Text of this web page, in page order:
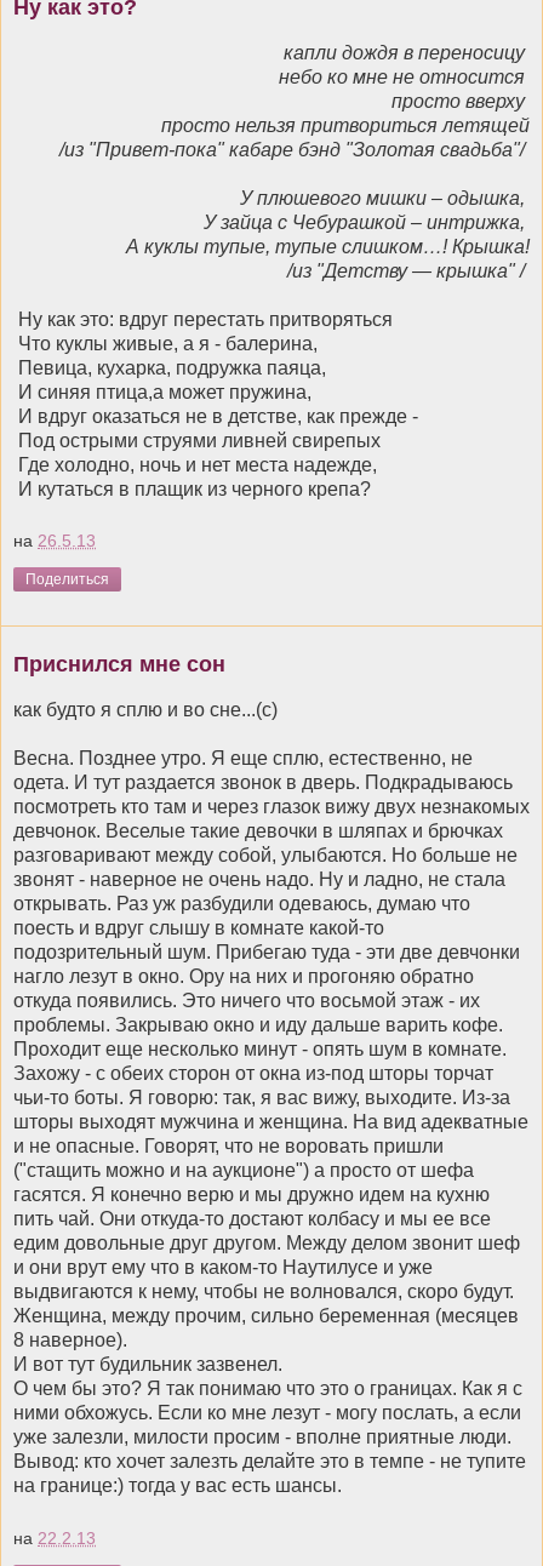
Ну как это?
капли дождя в переносицу
небо ко мне не относится
просто вверху
просто нельзя притвориться летящей
/из "Привет-пока" кабаре бэнд "Золотая свадьба"/
У плюшевого мишки – одышка,
У зайца с Чебурашкой – интрижка,
А куклы тупые, тупые слишком…! Крышка!
/из "Детству — крышка" /
Ну как это: вдруг перестать притворяться
Что куклы живые, а я - балерина,
Певица, кухарка, подружка паяца,
И синяя птица,а может пружина,
И вдруг оказаться не в детстве, как прежде -
Под острыми струями ливней свирепых
Где холодно, ночь и нет места надежде,
И кутаться в плащик из черного крепа?
на 26.5.13
Поделиться
Приснился мне сон
как будто я сплю и во сне...(с)
Весна. Позднее утро. Я еще сплю, естественно, не
одета. И тут раздается звонок в дверь. Подкрадываюсь
посмотреть кто там и через глазок вижу двух незнакомых
девчонок. Веселые такие девочки в шляпах и брючках
разговаривают между собой, улыбаются. Но больше не
звонят - наверное не очень надо. Ну и ладно, не стала
открывать. Раз уж разбудили одеваюсь, думаю что
поесть и вдруг слышу в комнате какой-то
подозрительный шум. Прибегаю туда - эти две девчонки
нагло лезут в окно. Ору на них и прогоняю обратно
откуда появились. Это ничего что восьмой этаж - их
проблемы. Закрываю окно и иду дальше варить кофе.
Проходит еще несколько минут - опять шум в комнате.
Захожу - с обеих сторон от окна из-под шторы торчат
чьи-то боты. Я говорю: так, я вас вижу, выходите. Из-за
шторы выходят мужчина и женщина. На вид адекватные
и не опасные. Говорят, что не воровать пришли
("стащить можно и на аукционе") а просто от шефа
гасятся. Я конечно верю и мы дружно идем на кухню
пить чай. Они откуда-то достают колбасу и мы ее все
едим довольные друг другом. Между делом звонит шеф
и они врут ему что в каком-то Наутилусе и уже
выдвигаются к нему, чтобы не волновался, скоро будут.
Женщина, между прочим, сильно беременная (месяцев
8 наверное).
И вот тут будильник зазвенел.
О чем бы это? Я так понимаю что это о границах. Как я с
ними обхожусь. Если ко мне лезут - могу послать, а если
уже залезли, милости просим - вполне приятные люди.
Вывод: кто хочет залезть делайте это в темпе - не тупите
на границе:) тогда у вас есть шансы.
на 22.2.13